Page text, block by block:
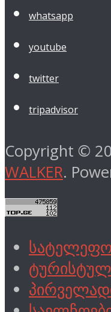
whatsapp
youtube
twitter
tripadvisor
Copyright ©
WALKER.